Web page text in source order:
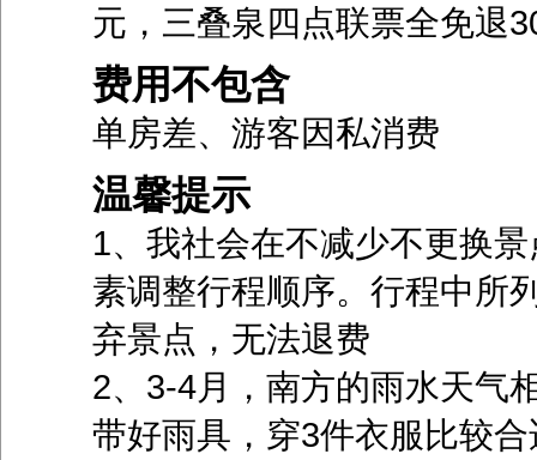
元，三叠泉四点联票全免退
费用不包含
单房差、游客因私消费
温馨提示
1、我社会在不减少不更换
素调整行程顺序。行程中所
弃景点，无法退费
2、3-4月，南方的雨水天气
带好雨具，穿3件衣服比较合